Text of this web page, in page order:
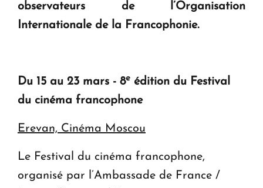
observateurs de l’Organisation
Internationale de la Francophonie.
Du 15 au 23 mars - 8e édition du Festival
du cinéma francophone
Erevan, Cinéma Moscou
Le Festival du cinéma francophone,
organisé par l’Ambassade de France /